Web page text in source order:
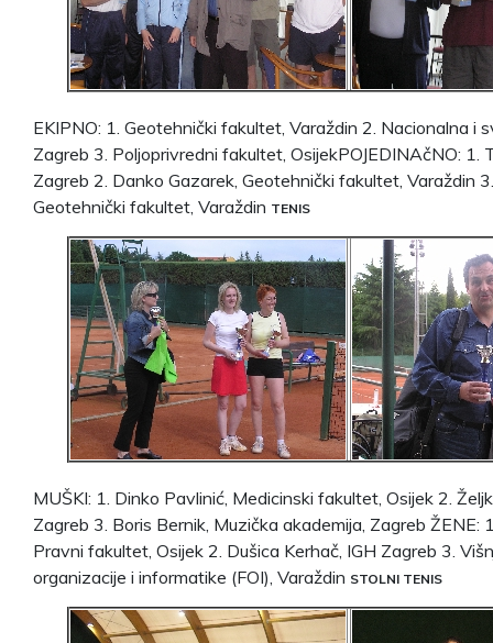
EKIPNO: 1. Geotehnički fakultet, Varaždin 2. Nacionalna i
Zagreb 3. Poljoprivredni fakultet, OsijekPOJEDINAčNO: 1.
Zagreb 2. Danko Gazarek, Geotehnički fakultet, Varaždin
Geotehnički fakultet, Varaždin TENIS
MUŠKI: 1. Dinko Pavlinić, Medicinski fakultet, Osijek 2.
Zagreb 3. Boris Bernik, Muzička akademija, Zagreb ŽENE:
Pravni fakultet, Osijek 2. Dušica Kerhač, IGH Zagreb 3.
organizacije i informatike (FOI), Varaždin STOLNI TENIS